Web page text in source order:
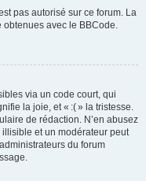
pas autorisé sur ce forum. La
obtenues avec le BBCode.
via un code court, qui
la joie, et « :( » la tristesse.
de rédaction. N’en abusez
et un modérateur peut
du forum